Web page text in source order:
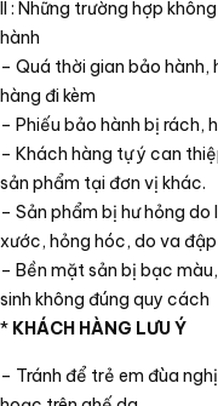
II : Những trường hợp
hành
– Quá thời gian bảo
hàng đi kèm
– Phiếu bảo hành bị rách,
– Khách hàng tự ý can
sản phẩm tại đơn vị khác.
– Sản phẩm bị hư hỏng
xước, hỏng hóc, do va
– Bền mặt sản bị bạc
sinh không đúng quy cách
* KHÁCH HÀNG LƯU Ý
– Tránh để trẻ em đùa